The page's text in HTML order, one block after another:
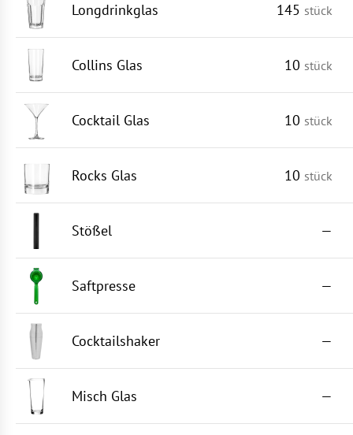
Longdrinkglas 145 stück
Collins Glas 10 stück
Cocktail Glas 10 stück
Rocks Glas 10 stück
Stößel —
Saftpresse —
Cocktailshaker —
Misch Glas —